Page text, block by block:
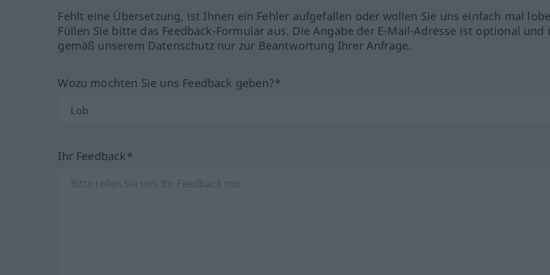
Fehlt eine Übersetzung, ist Ihnen ein Fehler aufgefallen oder wollen Sie uns einfach mal
Füllen Sie bitte das Feedback-Formular aus. Die Angabe der E-Mail-Adresse ist optional und
gemäß unserem Datenschutz nur zur Beantwortung Ihrer Anfrage.
Wozu möchten Sie uns Feedback geben?*
Ihr Feedback*